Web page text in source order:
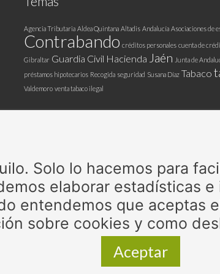
Agencia Tributaria Aldea Quintana Altadis Andalucía Asociaciones de
Contrabando créditos personales cuenta de
Gibraltar Guardia Civil Hacienda Jaén Junta de
préstamos hipotecarios Recogida seguridad Susana Díaz Tabaco
Valdemoro venta tabaco ilegal
Solo lo hacemos para
elaborar estadísticas
entendemos que aceptas
sobre cookies y como
Aceptar